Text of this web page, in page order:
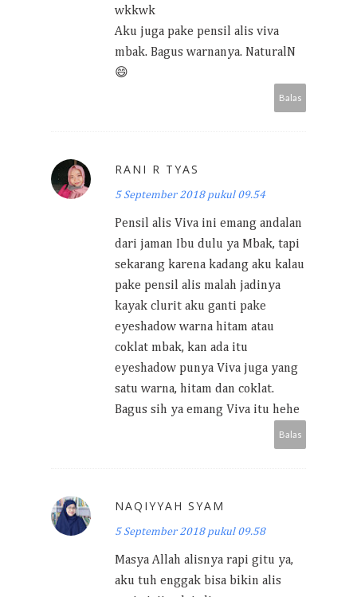
wkkwk
Aku juga pake pensil alis viva
mbak. Bagus warnanya. NaturalN
😄
Balas
RANI R TYAS
5 September 2018 pukul 09.54
Pensil alis Viva ini emang andalan
dari jaman Ibu dulu ya Mbak, tapi
sekarang karena kadang aku kalau
pake pensil alis malah jadinya
kayak clurit aku ganti pake
eyeshadow warna hitam atau
coklat mbak, kan ada itu
eyeshadow punya Viva juga yang
satu warna, hitam dan coklat.
Bagus sih ya emang Viva itu hehe
Balas
NAQIYYAH SYAM
5 September 2018 pukul 09.58
Masya Allah alisnya rapi gitu ya,
aku tuh enggak bisa bikin alis